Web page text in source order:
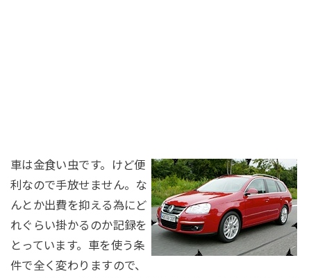
車は金食い虫です。けど便
利なので手放せません。な
んとか出費を抑える為にど
れぐらい掛かるのか記録を
とっています。車を使う条
件で全く変わりますので、